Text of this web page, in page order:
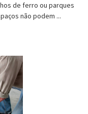
de ferro ou parques
não podem ...